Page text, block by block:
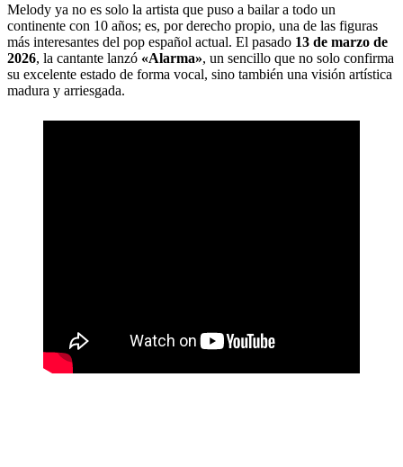
Melody ya no es solo la artista que puso a bailar a todo un
continente con 10 años; es, por derecho propio, una de las figuras
más interesantes del pop español actual. El pasado 13 de marzo de
2026, la cantante lanzó «Alarma», un sencillo que no solo confirma
su excelente estado de forma vocal, sino también una visión artística
madura y arriesgada.